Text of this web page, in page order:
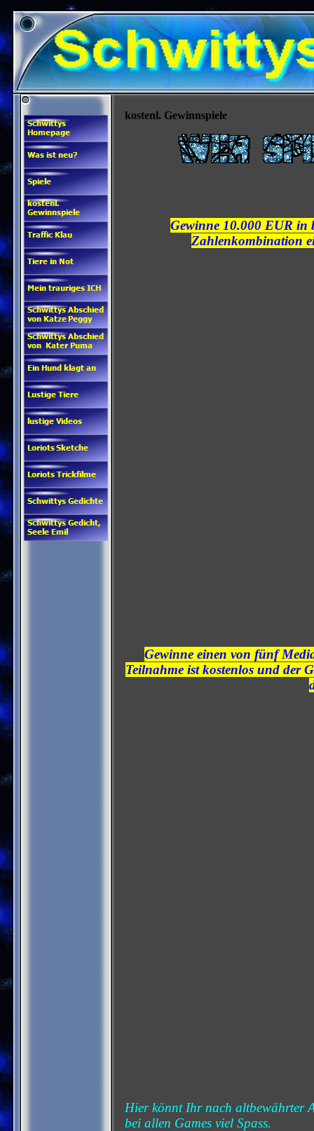
kostenl. Gewinnspiele
Gewinne 10.000 EUR in
Zahlenkombination
Gewinne einen von fünf
Teilnahme ist kostenlos und der
Hier könnt Ihr nach altbewährter
bei allen Games viel Spass.